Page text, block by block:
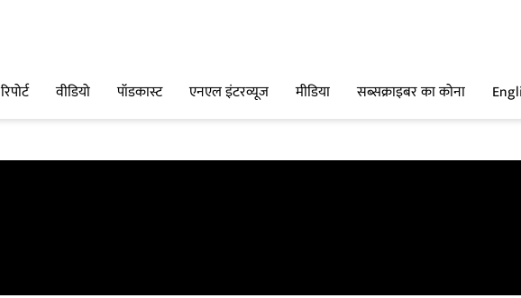
रिपोर्ट वीडियो पॉडकास्ट एनएल इंटरव्यूज मीडिया सब्सक्राइबर का कोना